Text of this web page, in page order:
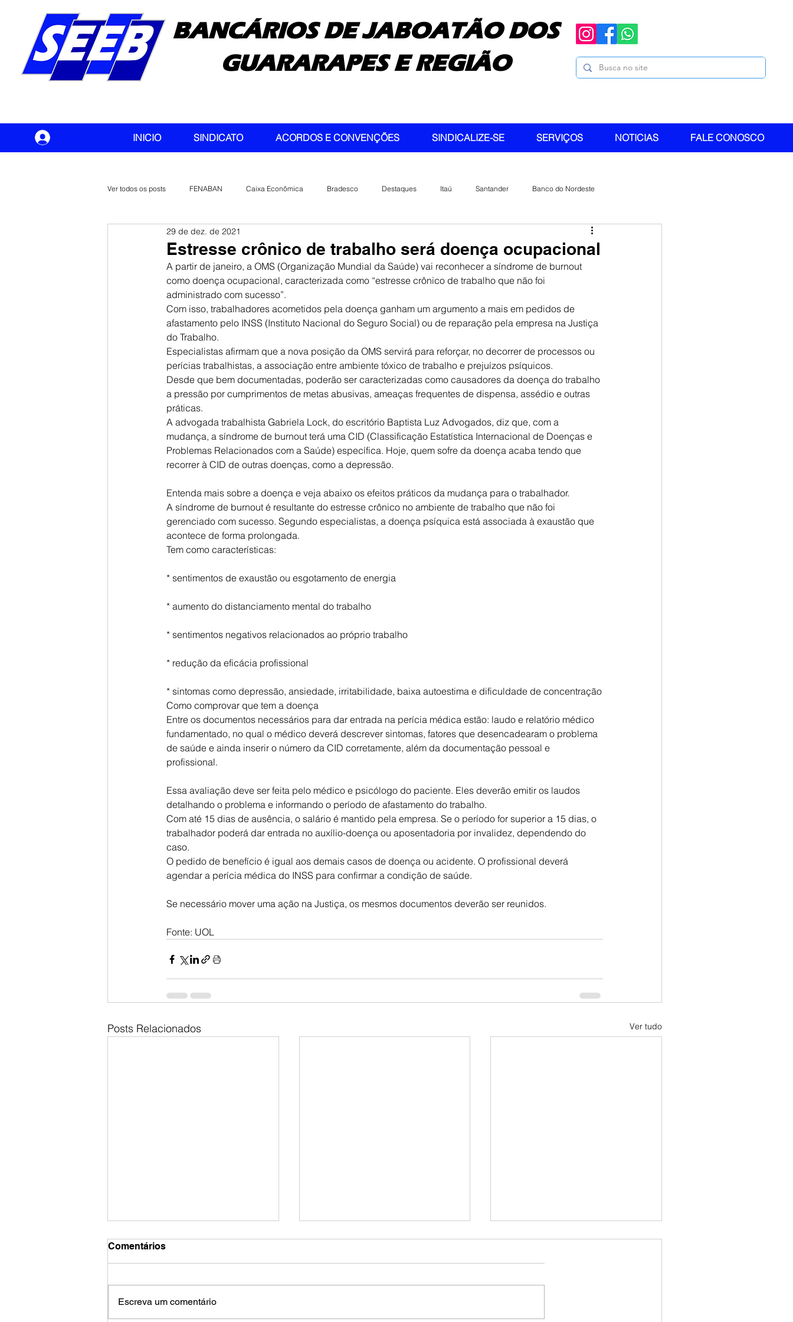
BANCÁRIOS DE JABOATÃO DOS
GUARARAPES E REGIÃO
INICIO SINDICATO ACORDOS E CONVENÇÕES SINDICALIZE-SE SERVIÇOS NOTICIAS FALE CONOSCO
Ver todos os posts FENABAN Caixa Econômica Bradesco Destaques Itaú Santander Banco do Nordeste
Banco do Brasil CONTEC
Estresse crônico de trabalho será doença ocupacional
29 de dez. de 2021
A partir de janeiro, a OMS (Organização Mundial da Saúde) vai reconhecer a síndrome de burnout
como doença ocupacional, caracterizada como “estresse crônico de trabalho que não foi
administrado com sucesso”.
Com isso, trabalhadores acometidos pela doença ganham um argumento a mais em pedidos de
afastamento pelo INSS (Instituto Nacional do Seguro Social) ou de reparação pela empresa na Justiça
do Trabalho.
Especialistas afirmam que a nova posição da OMS servirá para reforçar, no decorrer de processos ou
perícias trabalhistas, a associação entre ambiente tóxico de trabalho e prejuízos psíquicos.
Desde que bem documentadas, poderão ser caracterizadas como causadores da doença do trabalho
a pressão por cumprimentos de metas abusivas, ameaças frequentes de dispensa, assédio e outras
práticas.
A advogada trabalhista Gabriela Lock, do escritório Baptista Luz Advogados, diz que, com a
mudança, a síndrome de burnout terá uma CID (Classificação Estatística Internacional de Doenças e
Problemas Relacionados com a Saúde) específica. Hoje, quem sofre da doença acaba tendo que
recorrer à CID de outras doenças, como a depressão.
Entenda mais sobre a doença e veja abaixo os efeitos práticos da mudança para o trabalhador.
A síndrome de burnout é resultante do estresse crônico no ambiente de trabalho que não foi
gerenciado com sucesso. Segundo especialistas, a doença psíquica está associada à exaustão que
acontece de forma prolongada.
Tem como características:
* sentimentos de exaustão ou esgotamento de energia
* aumento do distanciamento mental do trabalho
* sentimentos negativos relacionados ao próprio trabalho
* redução da eficácia profissional
* sintomas como depressão, ansiedade, irritabilidade, baixa autoestima e dificuldade de concentração
Como comprovar que tem a doença
Entre os documentos necessários para dar entrada na perícia médica estão: laudo e relatório médico
fundamentado, no qual o médico deverá descrever sintomas, fatores que desencadearam o problema
de saúde e ainda inserir o número da CID corretamente, além da documentação pessoal e
profissional.
Essa avaliação deve ser feita pelo médico e psicólogo do paciente. Eles deverão emitir os laudos
detalhando o problema e informando o período de afastamento do trabalho.
Com até 15 dias de ausência, o salário é mantido pela empresa. Se o período for superior a 15 dias, o
trabalhador poderá dar entrada no auxílio-doença ou aposentadoria por invalidez, dependendo do
caso.
O pedido de benefício é igual aos demais casos de doença ou acidente. O profissional deverá
agendar a perícia médica do INSS para confirmar a condição de saúde.
Se necessário mover uma ação na Justiça, os mesmos documentos deverão ser reunidos.
Fonte: UOL
Posts Relacionados Ver tudo
Comentários
Escreva um comentário